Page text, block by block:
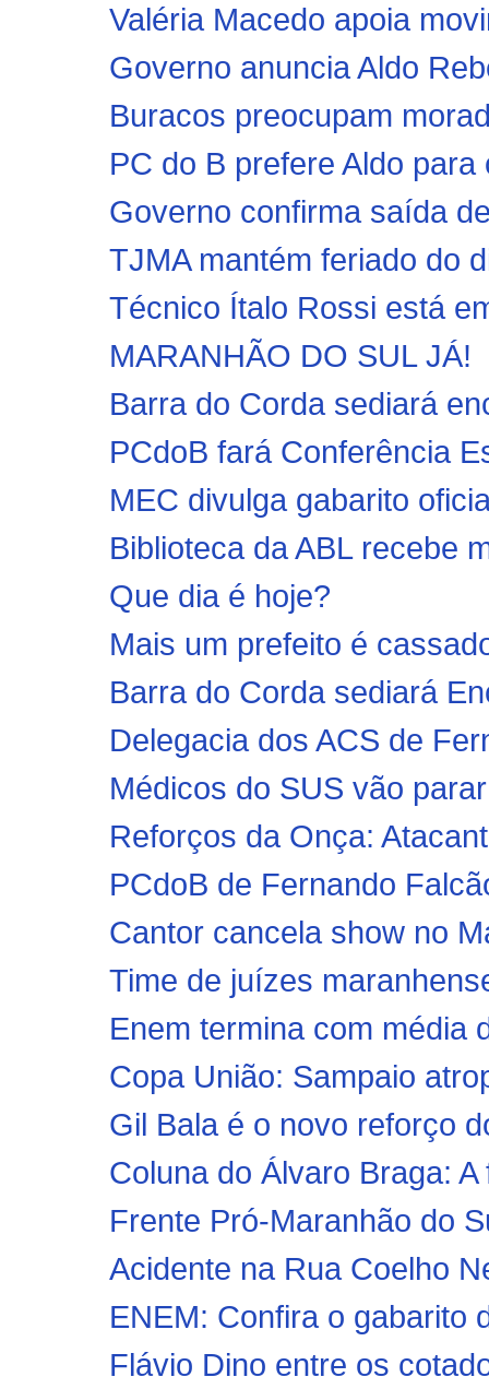
Valéria Macedo apoia
Governo anuncia Aldo
Buracos preocupam
PC do B prefere Aldo
Governo confirma saída
TJMA mantém feriado do
Técnico Ítalo Rossi está
MARANHÃO DO SUL JÁ!
Barra do Corda sediará
PCdoB fará Conferência
MEC divulga gabarito
Biblioteca da ABL recebe
Que dia é hoje?
Mais um prefeito é
Barra do Corda sediará
Delegacia dos ACS de
Médicos do SUS vão
Reforços da Onça:
PCdoB de Fernando
Cantor cancela show no
Time de juízes
Enem termina com média
Copa União: Sampaio
Gil Bala é o novo reforço
Coluna do Álvaro Braga:
Frente Pró-Maranhão do
Acidente na Rua Coelho
ENEM: Confira o gabarito
Flávio Dino entre os